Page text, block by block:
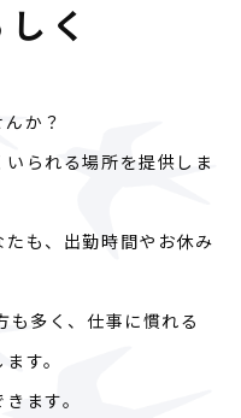
く
か？
られる場所を提供しま
も、出勤時間やお休み
も多く、仕事に慣れる
す。
ます。